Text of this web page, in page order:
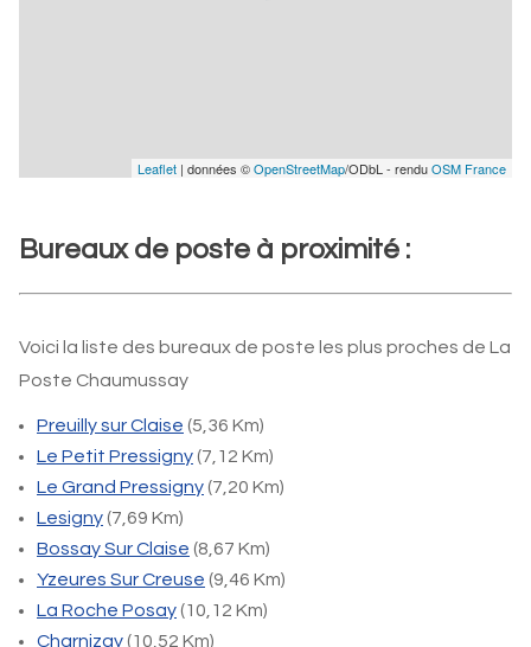
Leaflet | données ©OpenStreetMap/ODbL - renduOSM France
Bureaux de poste à proximité :
Voici la liste des bureaux de poste les plus proches de La
Poste Chaumussay
Preuilly sur Claise (5,36 Km)
Le Petit Pressigny(7,12 Km)
Le Grand Pressigny(7,20 Km)
Lesigny(7,69 Km)
Bossay Sur Claise (8,67 Km)
Yzeures Sur Creuse (9,46 Km)
La Roche Posay(10,12 Km)
Charnizay(10,52 Km)